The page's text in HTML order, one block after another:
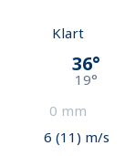
Klart
36°
19°
0 mm
6 (11) m/s